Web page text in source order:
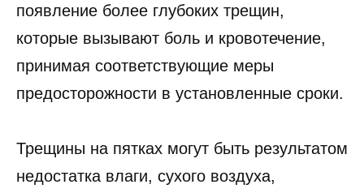
появление более глубоких трещин,
которые вызывают боль и кровотечение,
принимая соответствующие меры
предосторожности в установленные сроки.
Трещины на пятках могут быть результатом
недостатка влаги, сухого воздуха,